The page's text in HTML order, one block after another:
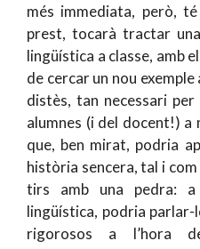
més immediata, però,
prest, tocarà tractar
lingüística a classe, amb
de cercar un nou
distès, tan necessari
alumnes (i del docent!)
que, ben mirat, podria
història sencera, tal i
tirs amb una pedra:
lingüística, podria
rigorosos a l’hora